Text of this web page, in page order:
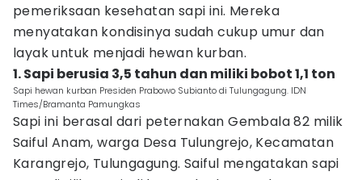
pemeriksaan kesehatan sapi ini. Mereka
menyatakan kondisinya sudah cukup umur dan
layak untuk menjadi hewan kurban.
1. Sapi berusia 3,5 tahun dan miliki bobot 1,1 ton
Sapi hewan kurban Presiden Prabowo Subianto di Tulungagung. IDN
Times/Bramanta Pamungkas
Sapi ini berasal dari peternakan Gembala 82 milik
Saiful Anam, warga Desa Tulungrejo, Kecamatan
Karangrejo, Tulungagung. Saiful mengatakan sapi